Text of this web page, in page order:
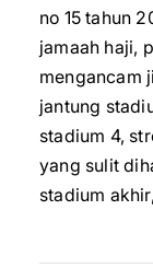
no 15 tahun
jamaah haji,
mengancam
jantung
stadium 4,
yang sulit
stadium